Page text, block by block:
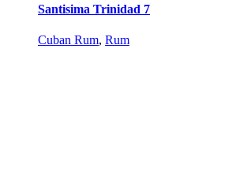
Santisima Trinidad 7
Cuban Rum, Rum